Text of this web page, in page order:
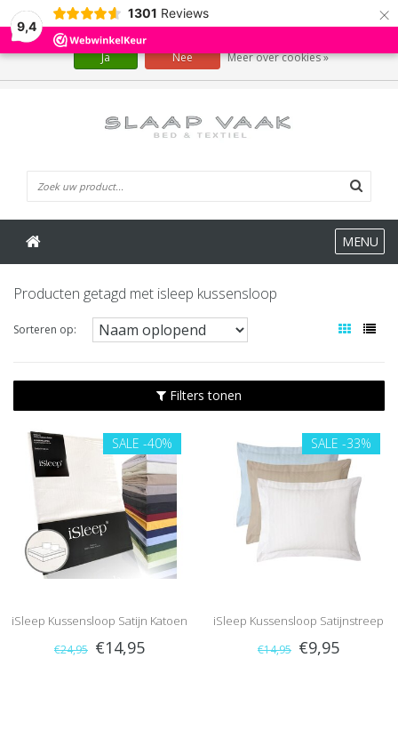
9,4
1301 Reviews ×
MENU
Producten getagd met isleep kussensloop
Sorteren op:
Filters tonen
SALE -40%
iSleep Kussensloop Satijn Katoen
€24,95 €14,95
SALE -33%
iSleep Kussensloop Satijnstreep
€14,95 €9,95
Wij slaan cookies op om onze website te verbeteren. Is dat akkoord?
Ja Nee Meer over cookies »